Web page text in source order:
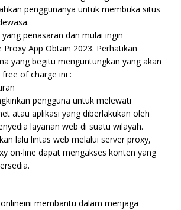
penggunanya untuk membuka situs
penasaran dan mulai ingin
App Obtain 2023. Perhatikan
yang begitu menguntungkan yang akan
of charge ini :
pengguna untuk melewati
atau aplikasi yang diberlakukan oleh
layanan web di suatu wilayah.
lalu lintas web melalui server proxy,
on-line dapat mengakses konten yang
membantu dalam menjaga